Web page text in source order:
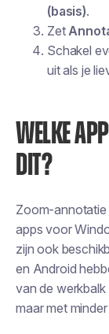
(basis).
Zet
Schakel
uit als je
WELKE
DIT?
Zoom-
apps voor
zijn ook
en Android
van de
maar met